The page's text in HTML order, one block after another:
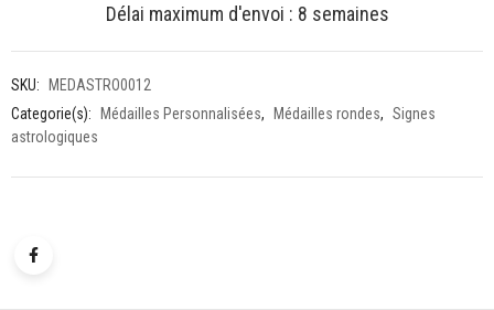
Délai maximum d'envoi : 8 semaines
SKU:
MEDASTRO0012
Categorie(s):
Médailles Personnalisées, Médailles rondes, Signes
astrologiques